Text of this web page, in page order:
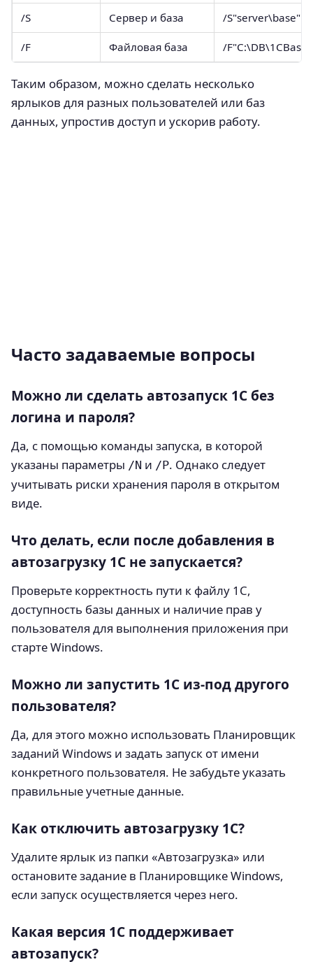
/S Сервер и база /S"server\base"
/F Файловая база /F"C:\DB\1CBase"
Таким образом, можно сделать несколько
ярлыков для разных пользователей или баз
данных, упростив доступ и ускорив работу.
Часто задаваемые вопросы
Можно ли сделать автозапуск 1С без
логина и пароля?
Да, с помощью команды запуска, в которой
указаны параметры /N и /P. Однако следует
учитывать риски хранения пароля в открытом
виде.
Что делать, если после добавления в
автозагрузку 1С не запускается?
Проверьте корректность пути к файлу 1C,
доступность базы данных и наличие прав у
пользователя для выполнения приложения при
старте Windows.
Можно ли запустить 1С из-под другого
пользователя?
Да, для этого можно использовать Планировщик
заданий Windows и задать запуск от имени
конкретного пользователя. Не забудьте указать
правильные учетные данные.
Как отключить автозагрузку 1С?
Удалите ярлык из папки «Автозагрузка» или
остановите задание в Планировщике Windows,
если запуск осуществляется через него.
Какая версия 1С поддерживает
автозапуск?